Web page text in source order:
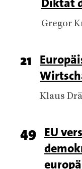
number
Authors
Gregor
Page
number
21 Titel
Authors
Klaus
Page
number
49 Titel
EU